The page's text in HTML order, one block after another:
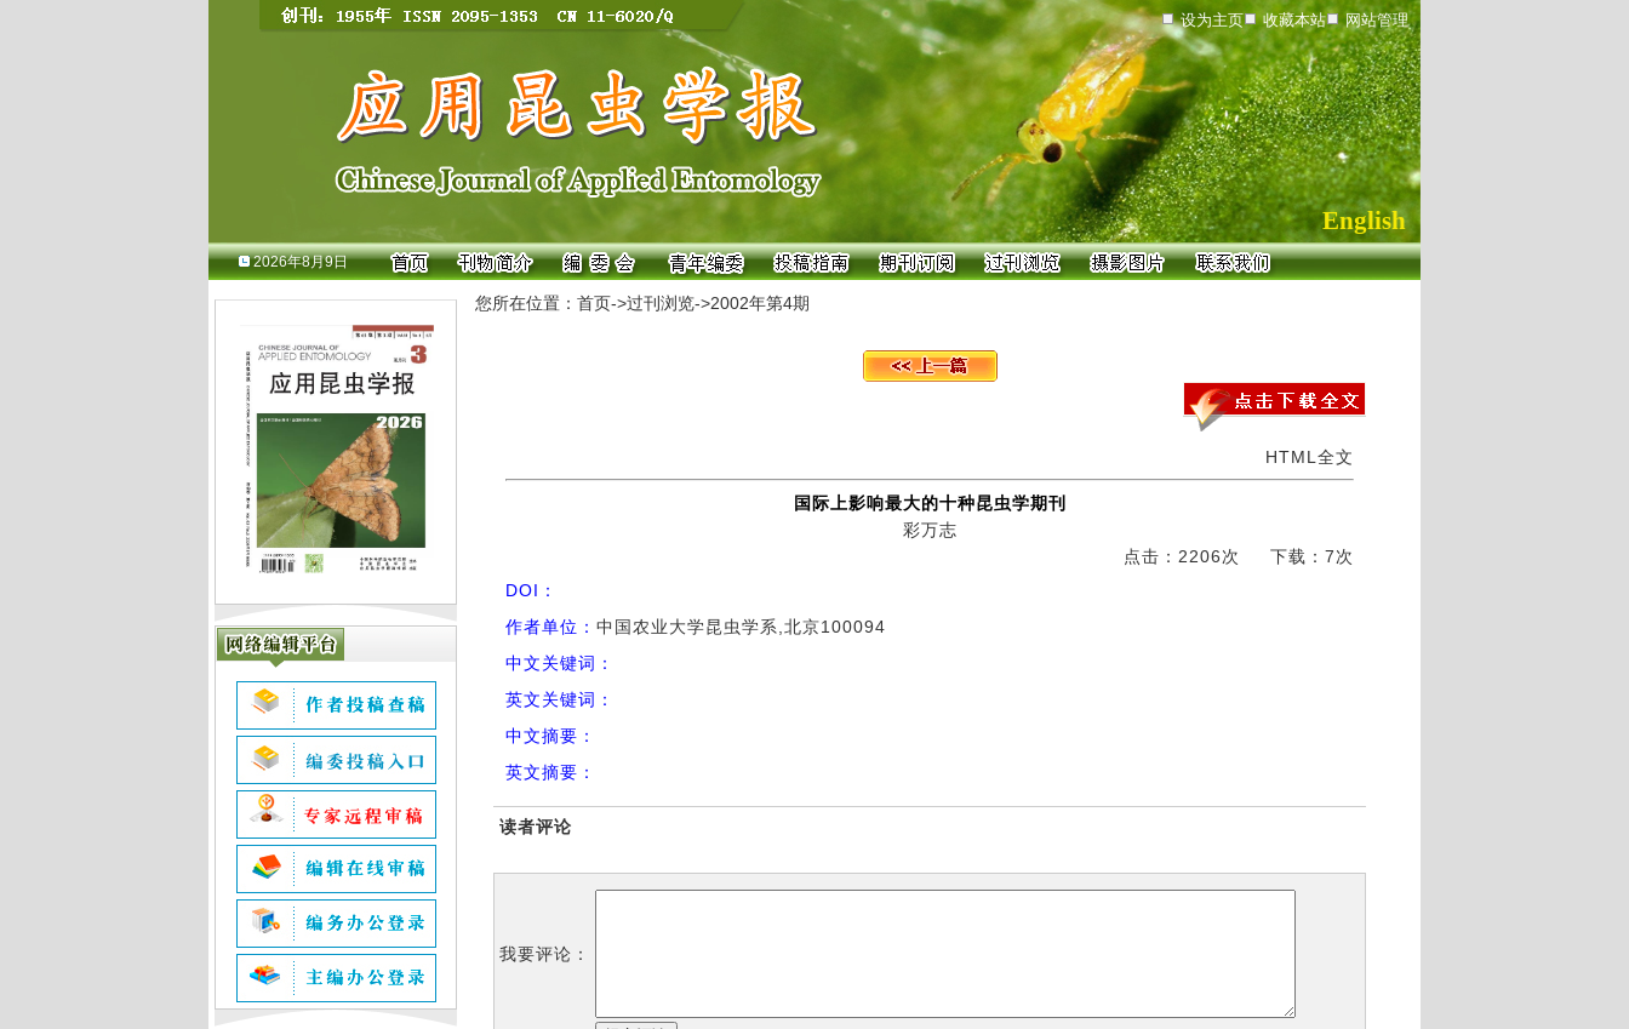
设为主页 收藏本站 网站管理
English
2026年8月9日
您所在位置： 首页->过刊浏览->2002年第4期
HTML全文
国际上影响最大的十种昆虫学期刊
彩万志
点击：2206次
下载：7次
DOI：
作者单位： 中国农业大学昆虫学系,北京100094
中文关键词：
英文关键词：
中文摘要：
英文摘要：
读者评论
我要评论：